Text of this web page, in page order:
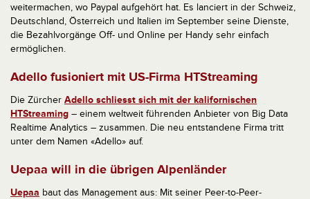
weitermachen, wo Paypal aufgehört hat. Es lanciert in der Schweiz,
Deutschland, Österreich und Italien im September seine Dienste,
die Bezahlvorgänge Off- und Online per Handy sehr einfach
ermöglichen.
Adello fusioniert mit US-Firma HTStreaming
Die Zürcher Adello schliesst sich mit der kalifornischen
HTStreaming – einem weltweit führenden Anbieter von Big Data
Realtime Analytics – zusammen. Die neu entstandene Firma tritt
unter dem Namen «Adello» auf.
Uepaa will in die übrigen Alpenländer
Uepaa baut das Management aus: Mit seiner Peer-to-Peer-